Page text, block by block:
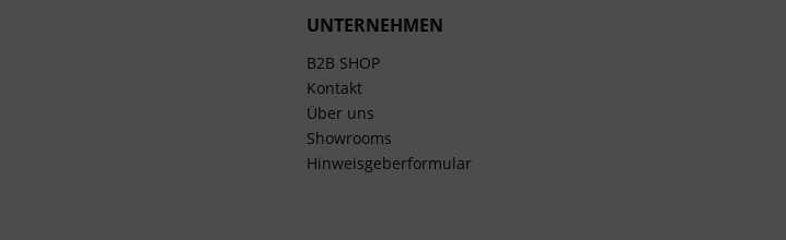
UNTERNEHMEN
B2B SHOP
Kontakt
Über uns
Showrooms
Hinweisgeberformular